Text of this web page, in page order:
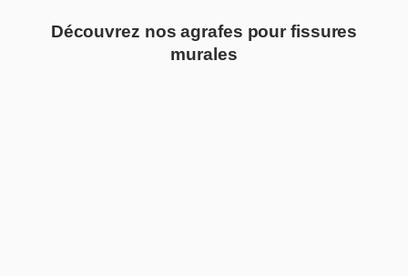
Découvrez nos agrafes pour fissures
murales